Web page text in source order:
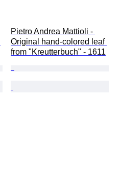
Pietro Andrea Mattioli -
Original hand-colored leaf
from "Kreutterbuch" - 1611